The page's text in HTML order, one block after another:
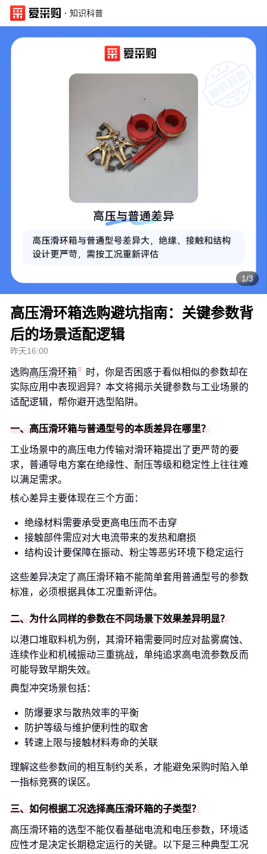
· 知识科普
1/3
高压滑环箱选购避坑指南：关键参数背
后的场景适配逻辑
昨天16:00
选购高压滑环箱
时，你是否困惑于看似相似的参数却在
实际应用中表现迥异？本文将揭示关键参数与工业场景的
适配逻辑，帮你避开选型陷阱。
一、高压滑环箱与普通型号的本质差异在哪里？
工业场景中的高压电力传输对滑环箱提出了更严苛的要
求，普通导电方案在绝缘性、耐压等级和稳定性上往往难
以满足需求。
核心差异主要体现在三个方面：
绝缘材料需要承受更高电压而不击穿
接触部件需应对大电流带来的发热和磨损
结构设计要保障在振动、粉尘等恶劣环境下稳定运行
这些差异决定了高压滑环箱不能简单套用普通型号的参数
标准，必须根据具体工况重新评估。
二、为什么同样的参数在不同场景下效果差异明显？
以港口堆取料机为例，其滑环箱需要同时应对盐雾腐蚀、
连续作业和机械振动三重挑战，单纯追求高电流参数反而
可能导致早期失效。
典型冲突场景包括：
防爆要求与散热效率的平衡
防护等级与维护便利性的取舍
转速上限与接触材料寿命的关联
理解这些参数间的相互制约关系，才能避免采购时陷入单
一指标竞赛的误区。
三、如何根据工况选择高压滑环箱的子类型？
高压滑环箱的选型不能仅看基础电流和电压参数，环境适
应性才是决定长期稳定运行的关键。以下是三种典型工况